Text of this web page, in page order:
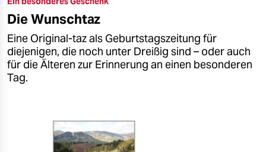
epaper login
Die Wunschtaz
Eine Original-taz als Geburtstagszeitung für
diejenigen, die noch unter Dreißig sind – oder auch
für die Älteren zur Erinnerung an einen besonderen
Tag.